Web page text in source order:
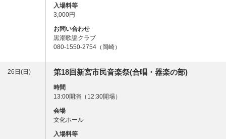
入場料等
3,000円
お問い合わせ
黒潮歌謡クラブ
080-1550-2754（岡崎）
26日(日) 第18回新宮市民音楽祭(合唱・器楽の部)
時間
13:00開演（12:30開場）
会場
文化ホール
入場料等